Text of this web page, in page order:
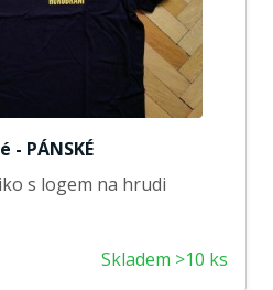
- PÁNSKÉ
s logem na hrudi
Skladem >10 ks